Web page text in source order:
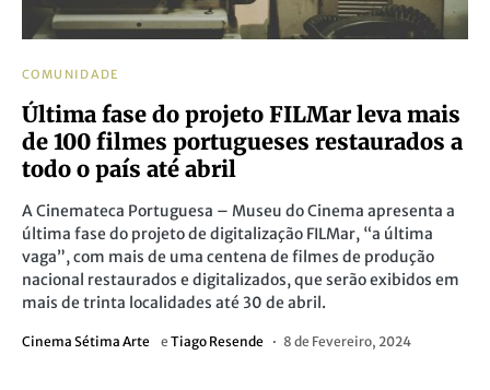
COMUNIDADE
Última fase do projeto FILMar leva mais
de 100 filmes portugueses restaurados a
todo o país até abril
A Cinemateca Portuguesa – Museu do Cinema apresenta a
última fase do projeto de digitalização FILMar, “a última
vaga”, com mais de uma centena de filmes de produção
nacional restaurados e digitalizados, que serão exibidos em
mais de trinta localidades até 30 de abril.
Cinema Sétima Arte e Tiago Resende 8 de Fevereiro, 2024